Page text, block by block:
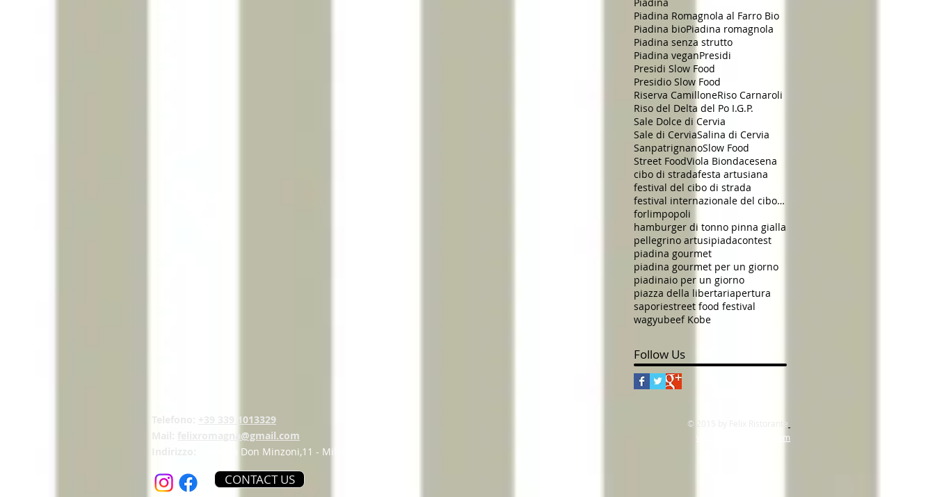
Piadina Romagnola al Farro Bio
Piadina bioPiadina romagnola
Piadina senza strutto
Piadina veganPresidi
Presidi Slow Food
Presidio Slow Food
Riserva CamilloneRiso Carnaroli
Riso del Delta del Po I.G.P.
Sale Dolce di Cervia
Sale di CerviaSalina di Cervia
SanpatrignanoSlow Food
Street FoodViola Biondacesena
cibo di stradafesta artusiana
festival del cibo di strada
festival internazionale del cibo di strada
forlimpopoli
hamburger di tonno pinna gialla
pellegrino artusipiadacontest
piadina gourmet
piadina gourmet per un giorno
piadinaio per un giorno
piazza della libertariapertura
saporiestreet food festival
wagyubeef Kobe
Follow Us
+39 339 1013329
felixromagna@gmail.com
Rotonda Don Minzoni,11 - Milano Marittima
CONTACT US
© 2015 by Felix Ristorante
www.felixristorante.com